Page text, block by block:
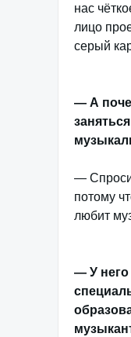
нас
лицо
серый
— А
— Спроси
потому
любит
— У него